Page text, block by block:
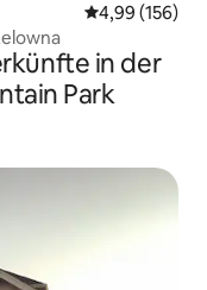
4,99 (156)
in der
Park